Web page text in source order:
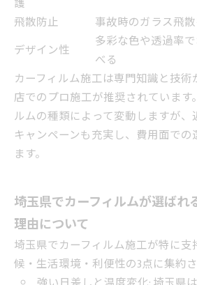
護
飛散防止
事故時のガラス飛
デザイン性
多彩な色や透過率
べる
カーフィルム施工は専門知識と技
店でのプロ施工が推奨されています
ルムの種類によって変動しますが
キャンペーンも充実し、費用面での
ます。
埼玉県でカーフィルムが選ばれ
理由について
埼玉県でカーフィルム施工が特に
候・生活環境・利便性の3点に集約さ